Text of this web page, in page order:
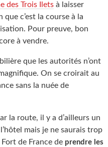
des Trois Ilets à laisser
que c’est la course à la
Pour preuve, bon
à vendre.
que les autorités n’ont
On se croirait au
sans la nuée de
la route, il y a d’ailleurs un
mais je ne saurais trop
de France de prendre les